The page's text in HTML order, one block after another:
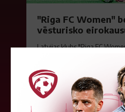
"Riga FC Women"
vēsturisko
Latvijas klubs "Riga FC
piekāpās Lietuvas "Gintra".
klubam beidzās eirokausu...